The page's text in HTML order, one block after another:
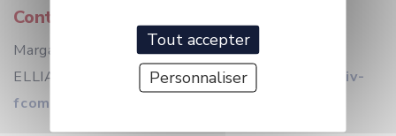
Contact
Margareta Kastberg SJöblom (Pôle Discours -
ELLIADD UR 4661) :margareta.kastberg@univ-
fcomte.fr
Tout accepter
Personnaliser